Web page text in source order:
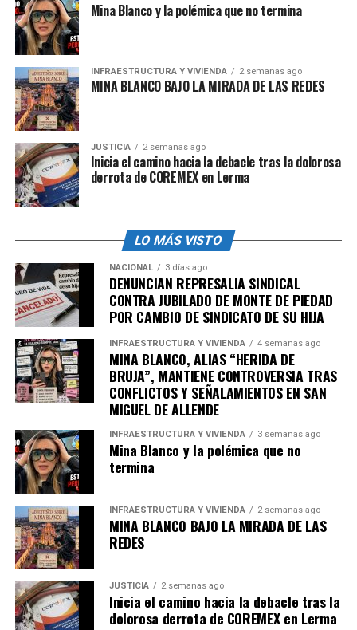
líder sindical que opera mediante amenazas”, señaló uno
de los trabajadores.
Mientras tanto, la reputación de COREMEX y de su
secretario general se hunde entre la base laboral de
Lerma, donde cada vez más empleados denuncian
abiertamente el intento de imponer un modelo sindical
basado en el miedo, la extorsión y la simulación.
admin
Mina Blanco y la polémica que no termina
INFRAESTRUCTURA Y VIVIENDA 2 semanas ago
MINA BLANCO BAJO LA MIRADA DE LAS REDES
JUSTICIA 2 semanas ago
Inicia el camino hacia la debacle tras la dolorosa
derrota de COREMEX en Lerma
LO MÁS VISTO
NACIONAL 3 días ago
DENUNCIAN REPRESALIA SINDICAL
CONTRA JUBILADO DE MONTE DE PIEDAD
POR CAMBIO DE SINDICATO DE SU HIJA
INFRAESTRUCTURA Y VIVIENDA 4 semanas ago
MINA BLANCO, ALIAS “HERIDA DE
BRUJA”, MANTIENE CONTROVERSIA TRAS
CONFLICTOS Y SEÑALAMIENTOS EN SAN
MIGUEL DE ALLENDE
INFRAESTRUCTURA Y VIVIENDA 3 semanas ago
Mina Blanco y la polémica que no
termina
INFRAESTRUCTURA Y VIVIENDA 2 semanas ago
MINA BLANCO BAJO LA MIRADA DE LAS
REDES
JUSTICIA 2 semanas ago
Inicia el camino hacia la debacle tras la
dolorosa derrota de COREMEX en Lerma